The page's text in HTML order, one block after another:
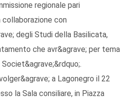
regionale pari
con
degli Studi della Basilicata,
che avr&agrave; per tema
a Lagonegro il 22
la Sala consiliare, in Piazza